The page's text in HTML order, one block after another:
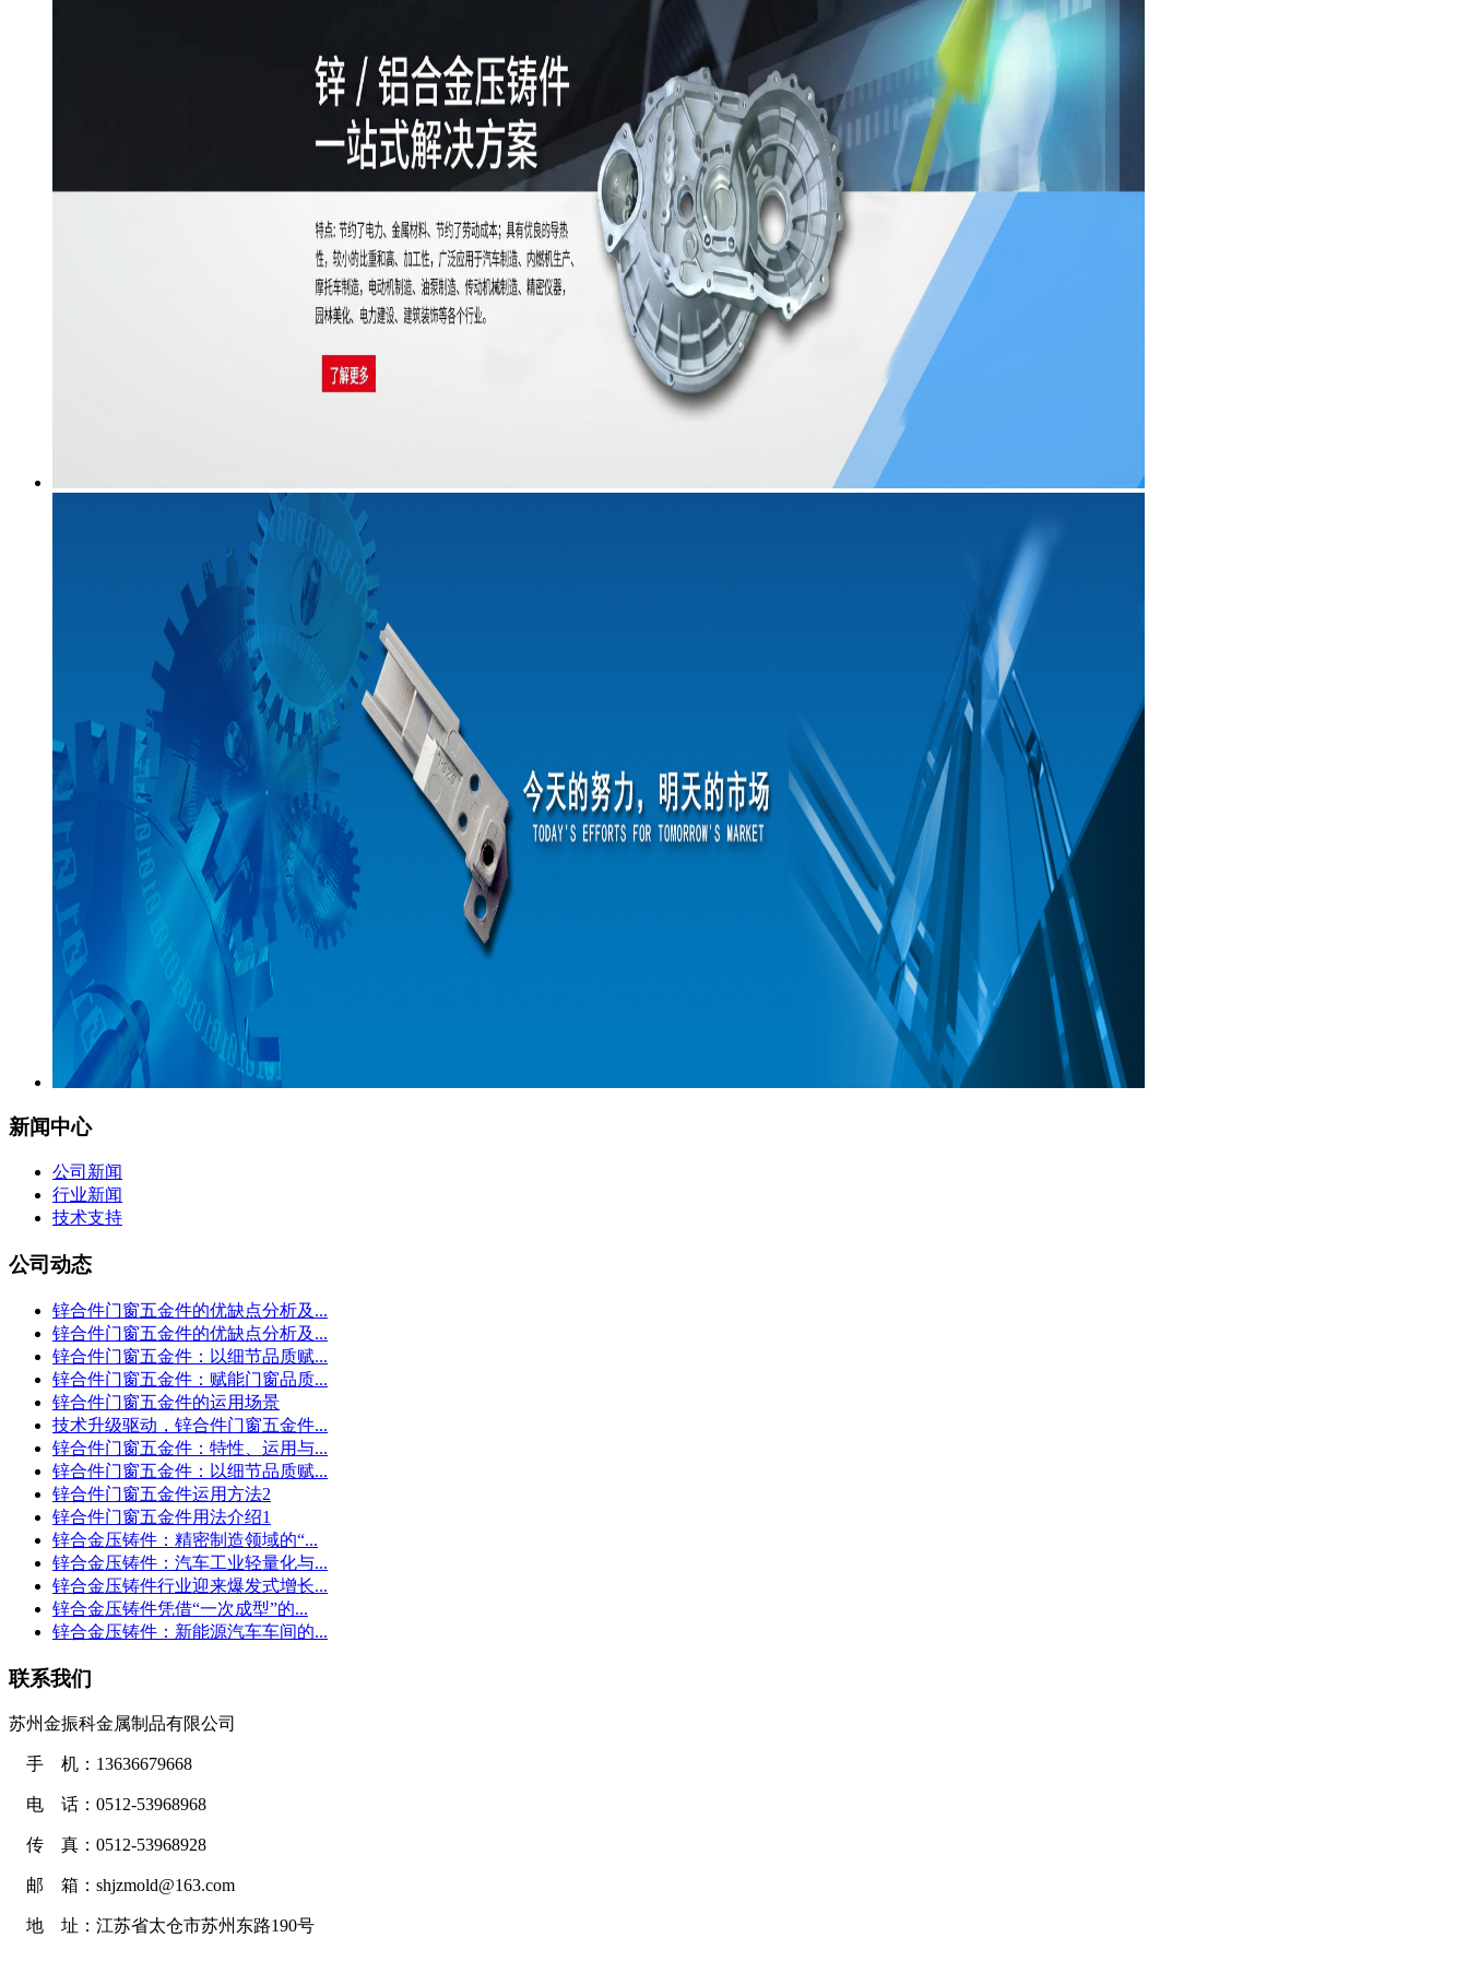
新闻中心
公司新闻
行业新闻
技术支持
公司动态
锌合件门窗五金件的优缺点分析及...
锌合件门窗五金件的优缺点分析及...
锌合件门窗五金件：以细节品质赋...
锌合件门窗五金件：赋能门窗品质...
锌合件门窗五金件的运用场景
技术升级驱动，锌合件门窗五金件...
锌合件门窗五金件：特性、运用与...
锌合件门窗五金件：以细节品质赋...
锌合件门窗五金件运用方法2
锌合件门窗五金件用法介绍1
锌合金压铸件：精密制造领域的“...
锌合金压铸件：汽车工业轻量化与...
锌合金压铸件行业迎来爆发式增长...
锌合金压铸件凭借“一次成型”的...
锌合金压铸件：新能源汽车车间的...
联系我们
苏州金振科金属制品有限公司
手 机：13636679668
电 话：0512-53968968
传 真：0512-53968928
邮 箱：shjzmold@163.com
地 址：江苏省太仓市苏州东路190号